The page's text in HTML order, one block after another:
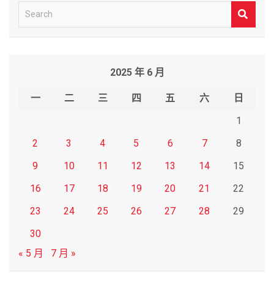
e
2025 年 6 月
一 二 三 四 五 六
日
1
2
3 4 5 6 7
8
9
10 11 12 13 14
15
16
17 18 19 20 21
22
23
24 25 26 27 28
29
30
« 5 月
7 月 »